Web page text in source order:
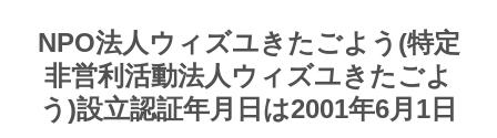
テ
ンNPO法人ウィズユきたごよう(特定
非営利活動法人ウィズユきたごよ
う)設立認証年月日は2001年6月1日